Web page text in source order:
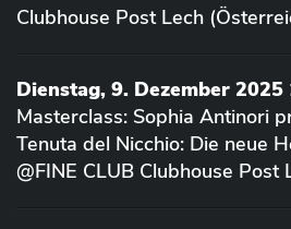
Clubhouse Post Lech
Dienstag, 9. Dezember
Masterclass: Sophia Antinori
Tenuta del Nicchio: Die neue
@FINE CLUB Clubhouse Post